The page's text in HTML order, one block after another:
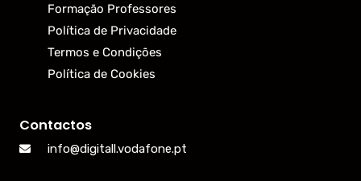
Formação Professores
Política de Privacidade
Termos e Condições
Política de Cookies
Contactos
info@digitall.vodafone.pt